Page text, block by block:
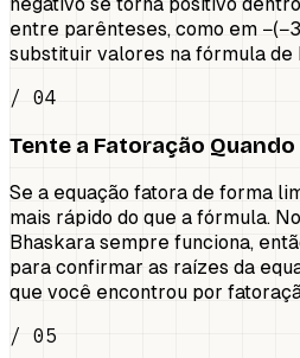
entre parênteses, como em
substituir valores na fórmula de
/ 04
Tente a Fatoração Quando
Se a equação fatora de forma
mais rápido do que a fórmula.
Bhaskara sempre funciona,
para confirmar as raízes da
que você encontrou por
/ 05